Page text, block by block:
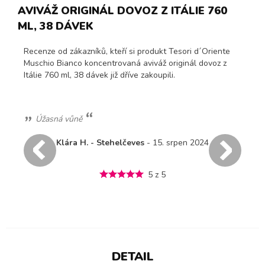
AVIVÁŽ ORIGINÁL DOVOZ Z ITÁLIE 760
ML, 38 DÁVEK
Recenze od zákazníků, kteří si produkt Tesori d´Oriente
Muschio Bianco koncentrovaná aviváž originál dovoz z
Itálie 760 ml, 38 dávek již dříve zakoupili.
Úžasná vůně
5 z 5
Klára H. - Stehelčeves - 15. srpen 2024
DETAIL